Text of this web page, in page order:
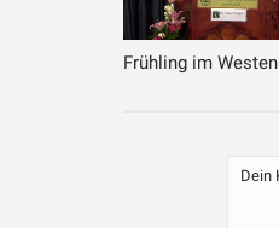
Frühling im Westen